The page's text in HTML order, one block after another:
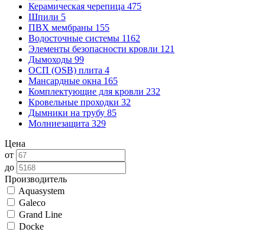
Керамическая черепица 475
Шпили 5
ПВХ мембраны 155
Водосточные системы 1162
Элементы безопасности кровли 121
Дымоходы 99
ОСП (OSB) плита 4
Мансардные окна 165
Комплектующие для кровли 232
Кровельные проходки 32
Дымники на трубу 85
Молниезащита 329
Цена
от
до
Производитель
Aquasystem
Galeco
Grand Line
Docke